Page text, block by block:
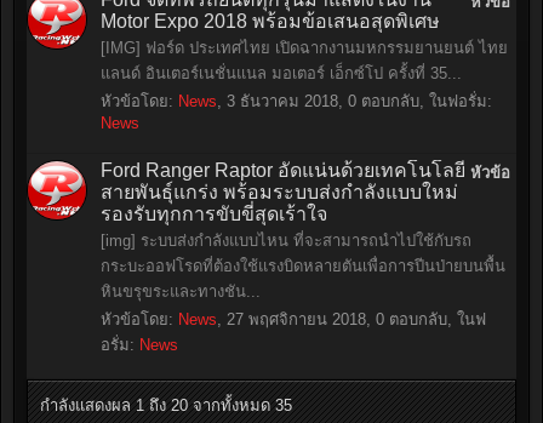
Motor Expo 2018 พร้อมข้อเสนอสุดพิเศษ
[IMG] ฟอร์ด ประเทศไทย เปิดฉากงานมหกรรมยานยนต์ ไทย
แลนด์ อินเตอร์เนชั่นแนล มอเตอร์ เอ็กซ์โป ครั้งที่ 35...
หัวข้อโดย: News, 3 ธันวาคม 2018, 0 ตอบกลับ, ในฟอรั่ม:
News
หัวข้อ
Ford Ranger Raptor อัดแน่นด้วยเทคโนโลยี
สายพันธุ์แกร่ง พร้อมระบบส่งกำลังแบบใหม่
รองรับทุกการขับขี่สุดเร้าใจ
[img] ระบบส่งกำลังแบบไหน ที่จะสามารถนำไปใช้กับรถ
กระบะออฟโรดที่ต้องใช้แรงบิดหลายตันเพื่อการปีนป่ายบนพื้น
หินขรุขระและทางชัน...
หัวข้อโดย: News, 27 พฤศจิกายน 2018, 0 ตอบกลับ, ในฟ
อรั่ม: News
กำลังแสดงผล 1 ถึง 20 จากทั้งหมด 35